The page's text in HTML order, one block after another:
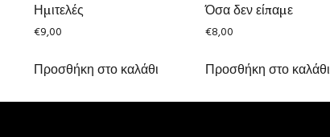
Ημιτελές
€9,00
Προσθήκη στο καλάθι
Όσα δεν είπαμε
€8,00
Προσθήκη στο καλάθι